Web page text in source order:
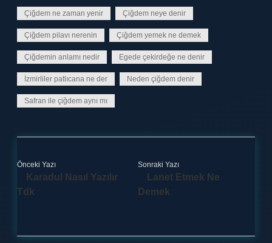
Çiğdem ne zaman yenir Çiğdem neye denir
Çiğdem pilavı nerenin Çiğdem yemek ne demek
Çiğdemin anlamı nedir Egede çekirdeğe ne denir
İzmirliler patlıcana ne der Neden çiğdem denir
Safran ile çiğdem aynı mı
Önceki Yazı
Karadul Nasıl Yazılır
Tdk
Sonraki Yazı
Lanet Etmek Ne
Demek